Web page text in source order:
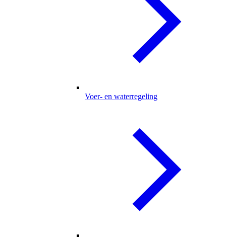
Voer- en waterregeling